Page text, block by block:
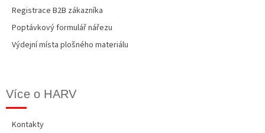
Registrace B2B zákazníka
Poptávkový formulář nářezu
Výdejní místa plošného materiálu
Více o HARV
Kontakty